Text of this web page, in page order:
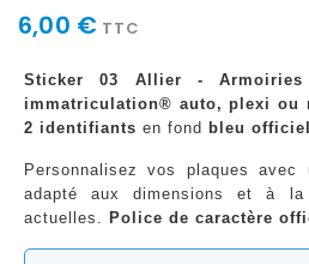
6,00 € TTC
Sticker 03 Allier -
immatriculation® auto, plexi ou
2 identifiants en fond bleu officiel
Personnalisez vos plaques avec
adapté aux dimensions et à
actuelles.
Police de caractère